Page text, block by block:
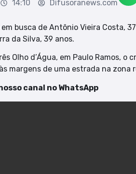
14:10 Difusoranews.com
busca de Antônio Vieira Costa,
da Silva, 39 anos.
Olho d’Água, em Paulo Ramos,
margens de uma estrada na zona
canal no WhatsApp